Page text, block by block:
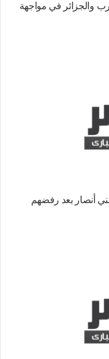
والجزائر في مواجهة
أنصار بعد رفضهم